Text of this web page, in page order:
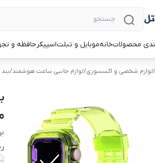
محصولاتخانهموبایل و تبلتاسپیکرحافظه و
/لوازم شخصی و اکسسوری/لوازم جانبی ساعت هوشمند/